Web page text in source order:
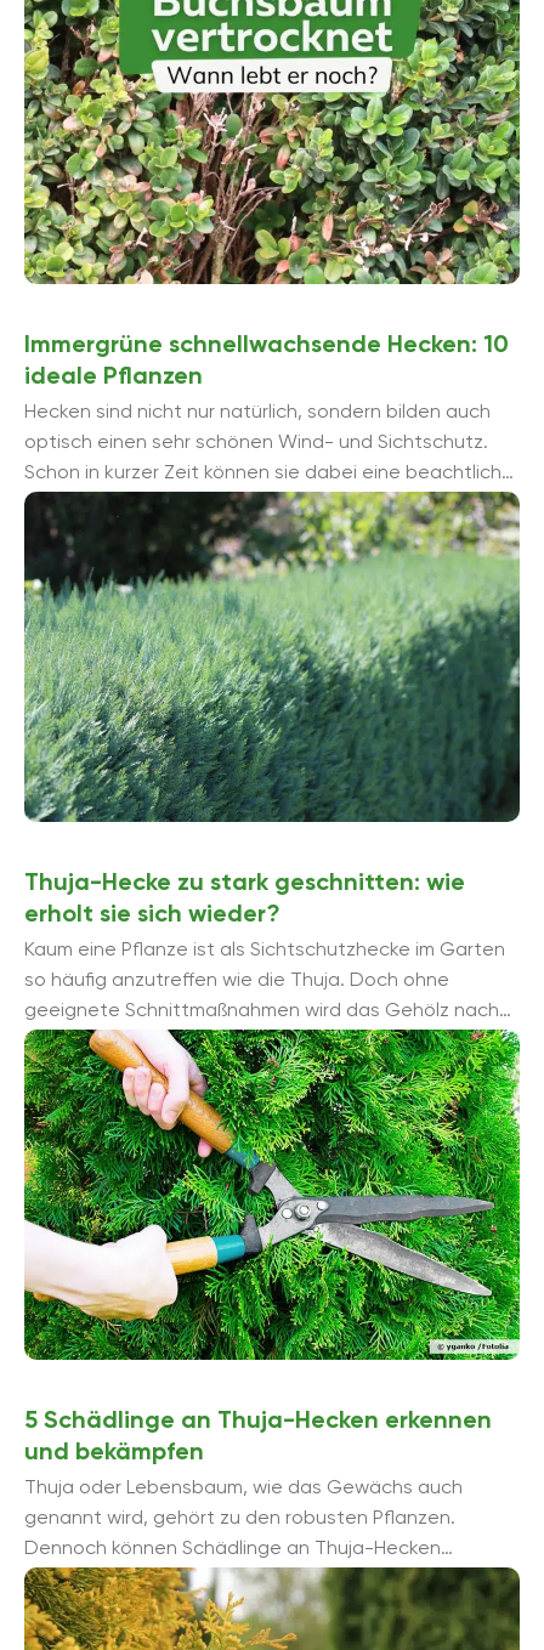
Immergrüne schnellwachsende Hecken: 10
ideale Pflanzen
Hecken sind nicht nur natürlich, sondern bilden auch
optisch einen sehr schönen Wind- und Sichtschutz.
Schon in kurzer Zeit können sie dabei eine beachtliche
Höhe erreichen. ...
Thuja-Hecke zu stark geschnitten: wie
erholt sie sich wieder?
Kaum eine Pflanze ist als Sichtschutzhecke im Garten
so häufig anzutreffen wie die Thuja. Doch ohne
geeignete Schnittmaßnahmen wird das Gehölz nach
einigen Jahren zu hoch. Ohne ...
5 Schädlinge an Thuja-Hecken erkennen
und bekämpfen
Thuja oder Lebensbaum, wie das Gewächs auch
genannt wird, gehört zu den robusten Pflanzen.
Dennoch können Schädlinge an Thuja-Hecken
erheblichen Schaden anrichten und Krankheiten
begünstigen. ...